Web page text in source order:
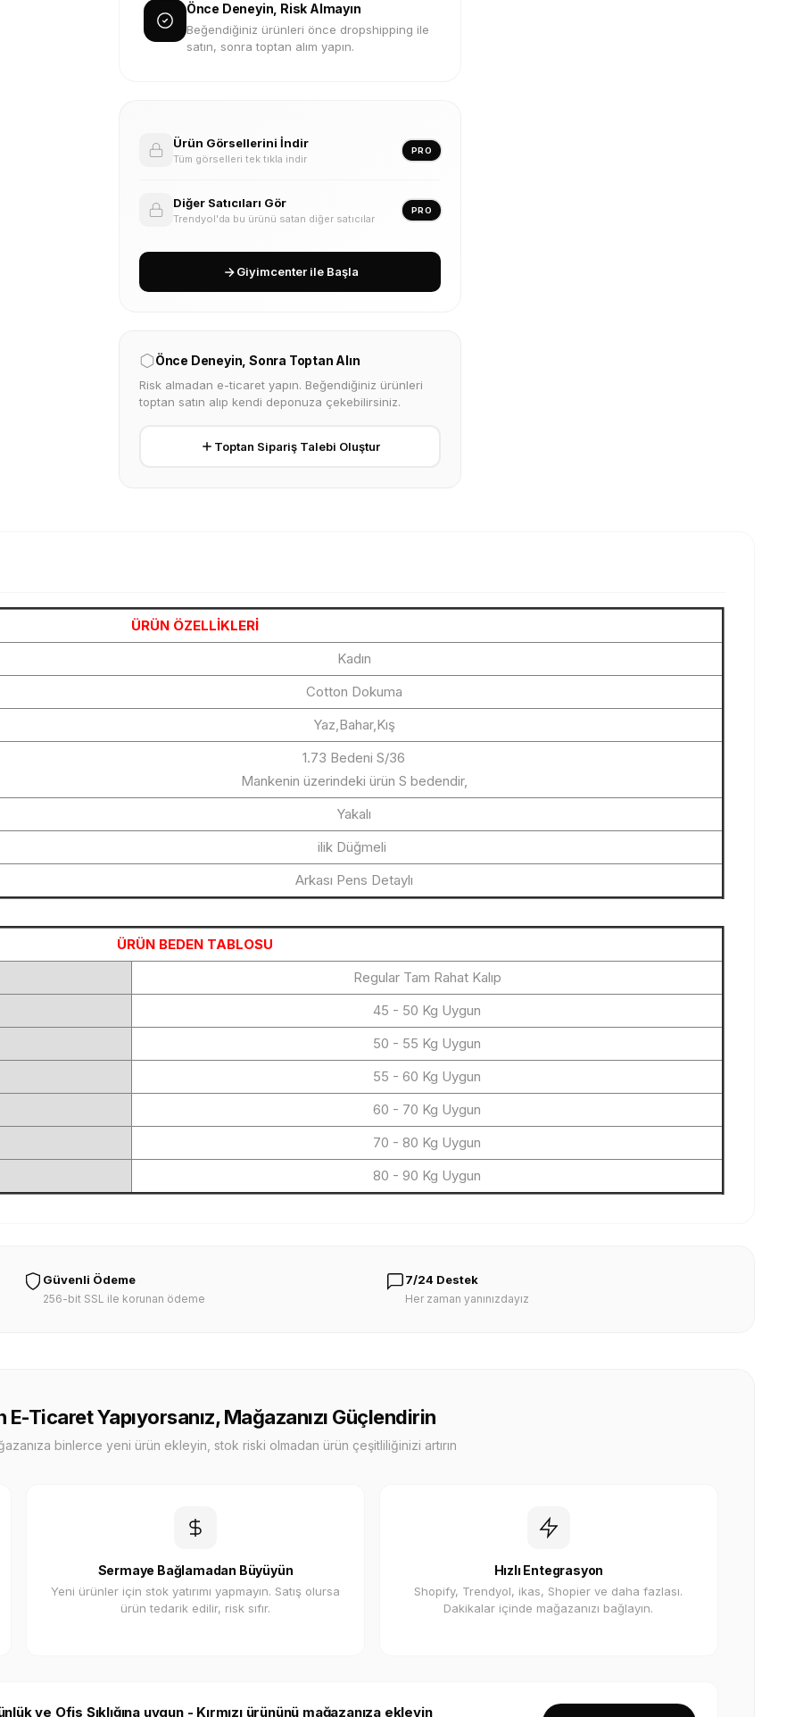
Önce Deneyin, Risk Almayın
Beğendiğiniz ürünleri önce dropshipping ile
satın, sonra toptan alım yapın.
Ürün Görsellerini İndir
Tüm görselleri tek tıkla indir
PRO
Diğer Satıcıları Gör
Trendyol'da bu ürünü satan diğer satıcılar
PRO
Giyimcenter ile Başla
Önce Deneyin, Sonra Toptan Alın
Risk almadan e-ticaret yapın. Beğendiğiniz ürünleri
toptan satın alıp kendi deponuza çekebilirsiniz.
Toptan Sipariş Talebi Oluştur
ÜRÜN ÖZELLİKLERİ
Kadın
Cotton Dokuma
Yaz,Bahar,Kış
1.73 Bedeni S/36
Mankenin üzerindeki ürün S bedendir,
Yakalı
ilik Düğmeli
Arkası Pens Detaylı
ÜRÜN BEDEN TABLOSU
Regular Tam Rahat Kalıp
45 - 50 Kg Uygun
50 - 55 Kg Uygun
55 - 60 Kg Uygun
60 - 70 Kg Uygun
70 - 80 Kg Uygun
80 - 90 Kg Uygun
Güvenli Ödeme
256-bit SSL ile korunan ödeme
7/24 Destek
Her zaman yanınızdayız
E-Ticaret Yapıyorsanız, Mağazanızı Güçlendirin
binlerce yeni ürün ekleyin, stok riski olmadan ürün çeşitliliğinizi artırın
Sermaye Bağlamadan Büyüyün
Yeni ürünler için stok yatırımı yapmayın. Satış olursa
ürün tedarik edilir, risk sıfır.
Hızlı Entegrasyon
Shopify, Trendyol, ikas, Shopier ve daha fazlası.
Dakikalar içinde mağazanızı bağlayın.
ve Ofis Şıklığına uygun - Kırmızı ürününü mağazanıza ekleyin